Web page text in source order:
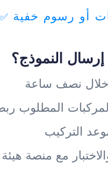
أو رسوم خفية ✅
النموذج؟
نصف ساعة
المطلوب
التركيب
مع منصة هيئة